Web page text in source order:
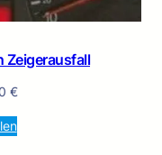
Zeigerausfall
€